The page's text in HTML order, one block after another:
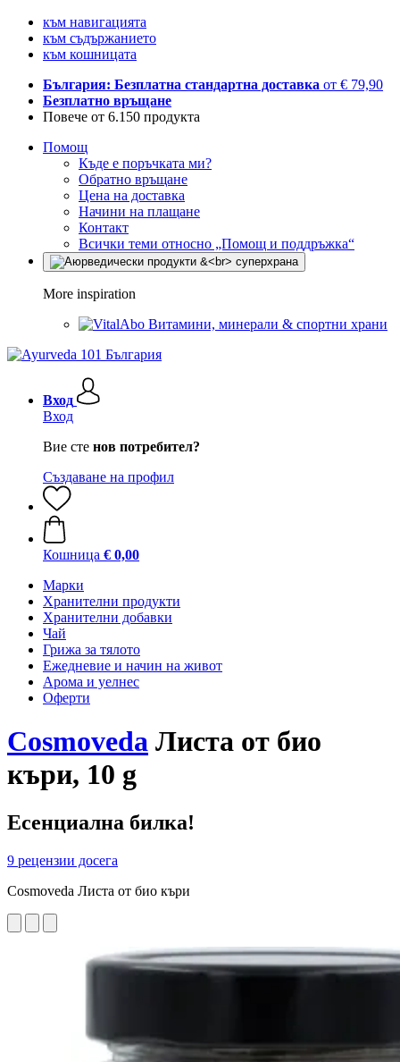
към навигацията
към съдържанието
към кошницата
България: Безплатна стандартна доставка от € 79,90
Безплатно връщане
Повече от 6.150 продукта
Помощ
Къде е поръчката ми?
Обратно връщане
Цена на доставка
Начини на плащане
Контакт
Всички теми относно „Помощ и поддръжка“
More inspiration
Витамини, минерали & спортни храни
Вход
Вход
Вие сте нов потребител?
Създаване на профил
Кошница € 0,00
Марки
Хранителни продукти
Хранителни добавки
Чай
Грижа за тялото
Ежедневие и начин на живот
Арома и уелнес
Оферти
Cosmoveda Листа от био
къри, 10 g
Есенциална билка!
9 рецензии досега
Cosmoveda Листа от био къри